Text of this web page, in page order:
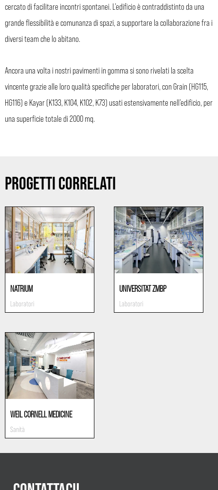
cercato di facilitare incontri spontanei. L’edificio è contraddistinto da una
grande flessibilità e comunanza di spazi, a supportare la collaborazione fra i
diversi team che lo abitano.
Ancora una volta i nostri pavimenti in gomma si sono rivelati la scelta
vincente grazie alle loro qualità specifiche per laboratori, con Grain (HG115,
HG116) e Kayar (K133, K104, K102, K73) usati estensivamente nell’edificio, per
una superficie totale di 2000 mq.
PROGETTI CORRELATI
NATRIUM
Laboratori
UNIVERSITAT ZMBP
Laboratori
WEIL CORNELL MEDICINE
Sanità